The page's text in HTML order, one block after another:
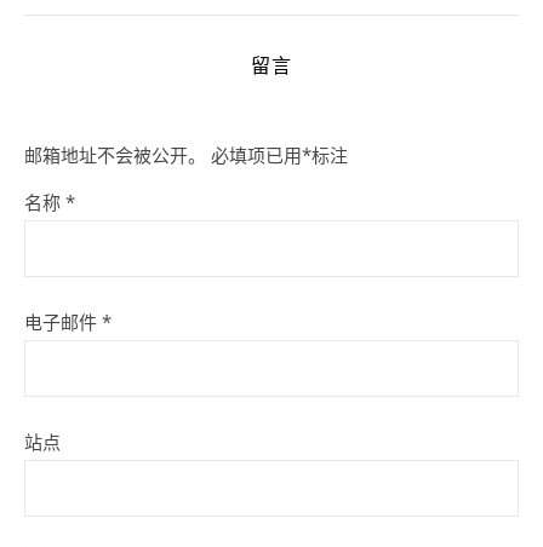
留言
邮箱地址不会被公开。 必填项已用*标注
名称 *
电子邮件 *
站点